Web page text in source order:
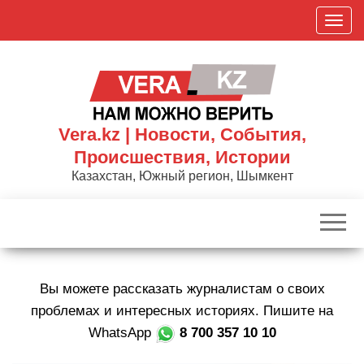
П
о
к
р
Vera.kz | Новости, События,
Происшествия, Истории
Казахстан, Южный регион, Шымкент
Вы можете рассказать журналистам о своих
проблемах и интересных историях. Пишите на
WhatsApp
8 700 357 10 10